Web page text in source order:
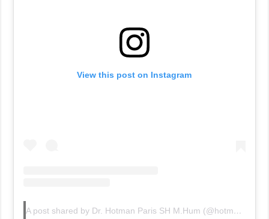
View this post on Instagram
A post shared by Dr. Hotman Paris SH M.Hum (@hotmanparisofficial)